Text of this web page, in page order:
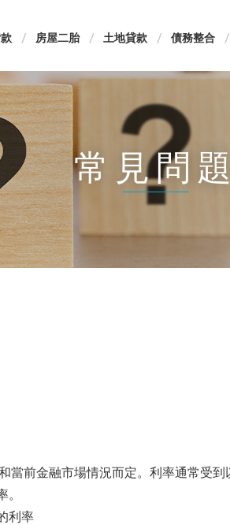
房屋二胎 土地貸款 債務整合
常見問題
當前金融市場情況而定。利率通常受
利率